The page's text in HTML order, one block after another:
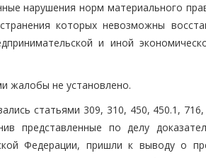
нарушения норм материального
которых невозможны
и иной
жалобы не установлено.
статьями 309, 310, 450, 450.1,
представленные по делу
Федерации, пришли к выводу о